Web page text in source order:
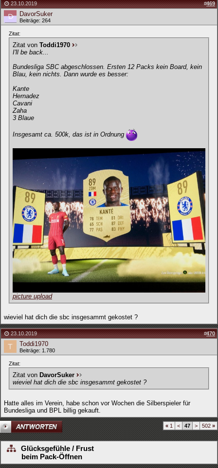
23.10.2019 #469
DavorSuker
Beiträge: 264
Zitat:
Zitat von Toddi1970
I'll be back...
Bundesliga SBC abgeschlossen. Ersten 12 Packs kein Board, kein
Blau, kein nichts. Dann wurde es besser:
Kante
Hernadez
Cavani
Zaha
3 Blaue
Insgesamt ca. 500k, das ist in Ordnung
picture upload
wieviel hat dich die sbc insgesammt gekostet ?
23.10.2019 #470
Toddi1970
Beiträge: 1.780
Zitat:
Zitat von DavorSuker
wieviel hat dich die sbc insgesammt gekostet ?
Hatte alles im Verein, habe schon vor Wochen die Silberspieler für
Bundesliga und BPL billig gekauft.
« 1 < 47 > 502 »
Glücksgefühle / Frust
beim Pack-Öffnen